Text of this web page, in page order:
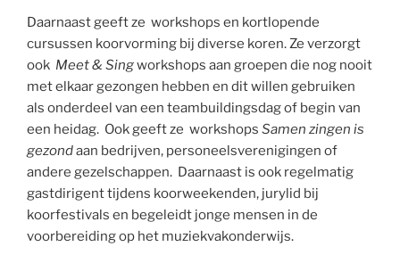
Daarnaast geeft ze workshops en kortlopende
cursussen koorvorming bij diverse koren. Ze verzorgt
ook Meet & Singworkshops aan groepen die nog nooit
met elkaar gezongen hebben en dit willen gebruiken
als onderdeel van een teambuildingsdag of begin van
een heidag. Ook geeft ze workshops Samen zingen is
gezondaan bedrijven, personeelsverenigingen of
andere gezelschappen. Daarnaast is ook regelmatig
gastdirigent tijdens koorweekenden, jurylid bij
koorfestivals en begeleidt jonge mensen in de
voorbereiding op het muziekvakonderwijs.